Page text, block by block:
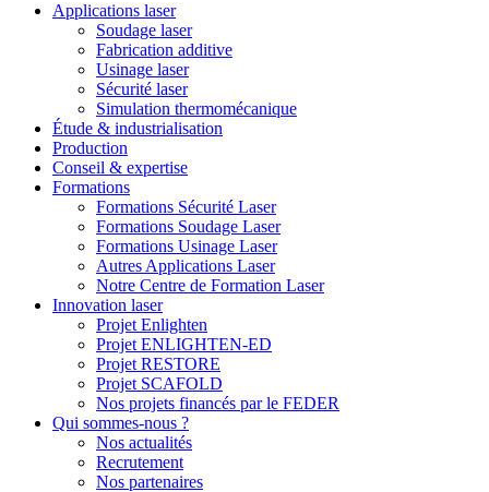
Applications laser
Soudage laser
Fabrication additive
Usinage laser
Sécurité laser
Simulation thermomécanique
Étude & industrialisation
Production
Conseil & expertise
Formations
Formations Sécurité Laser
Formations Soudage Laser
Formations Usinage Laser
Autres Applications Laser
Notre Centre de Formation Laser
Innovation laser
Projet Enlighten
Projet ENLIGHTEN-ED
Projet RESTORE
Projet SCAFOLD
Nos projets financés par le FEDER
Qui sommes-nous ?
Nos actualités
Recrutement
Nos partenaires